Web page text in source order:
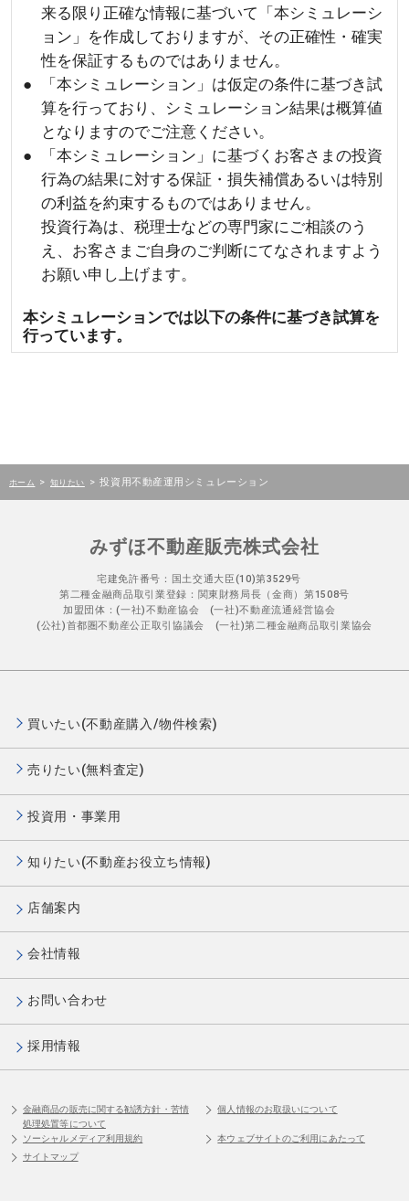
来る限り正確な情報に基づいて「本シミュレーシ
ョン」を作成しておりますが、その正確性・確実
性を保証するものではありません。
「本シミュレーション」は仮定の条件に基づき試
算を行っており、シミュレーション結果は概算値
となりますのでご注意ください。
「本シミュレーション」に基づくお客さまの投資
行為の結果に対する保証・損失補償あるいは特別
の利益を約束するものではありません。
投資行為は、税理士などの専門家にご相談のう
え、お客さまご自身のご判断にてなされますよう
お願い申し上げます。
本シミュレーションでは以下の条件に基づき試算を
行っています。
物件購入時総コ
スト利回り（初
NOI（初年度）÷ 物件購入
時総コスト
実質賃料収入
賃料収入（年額）に賃料
変動率（入居率）を考慮
したもの。
税、管理費、予
＋建物管理費＋予備経費
費など）
ら。
大規模修繕・改
修費（資本的支
出）
建物構造に応じた「建物
物面積×1％
価格」は国土交通省が
統計を基としていま
建物築年に応じて建築
が、建物築年が2024年
度以降のものは2024年
ホーム > 知りたい > 投資用不動産運用シミュレーション
みずほ不動産販売株式会社
宅建免許番号：国土交通大臣(10)第3529号
第二種金融商品取引業登録：関東財務局長（金商）第1508号
加盟団体：(一社)不動産協会 (一社)不動産流通経営協会
(公社)首都圏不動産公正取引協議会 (一社)第二種金融商品取引業協会
買いたい(不動産購入/物件検索)
売りたい(無料査定)
投資用・事業用
知りたい(不動産お役立ち情報)
店舗案内
会社情報
お問い合わせ
採用情報
金融商品の販売に関する勧誘方針・苦情
処理処置等について
個人情報のお取扱いについて
ソーシャルメディア利用規約
本ウェブサイトのご利用にあたって
サイトマップ